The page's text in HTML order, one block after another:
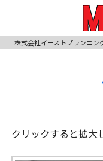
株式会社イーストプランニン
クリックすると拡大